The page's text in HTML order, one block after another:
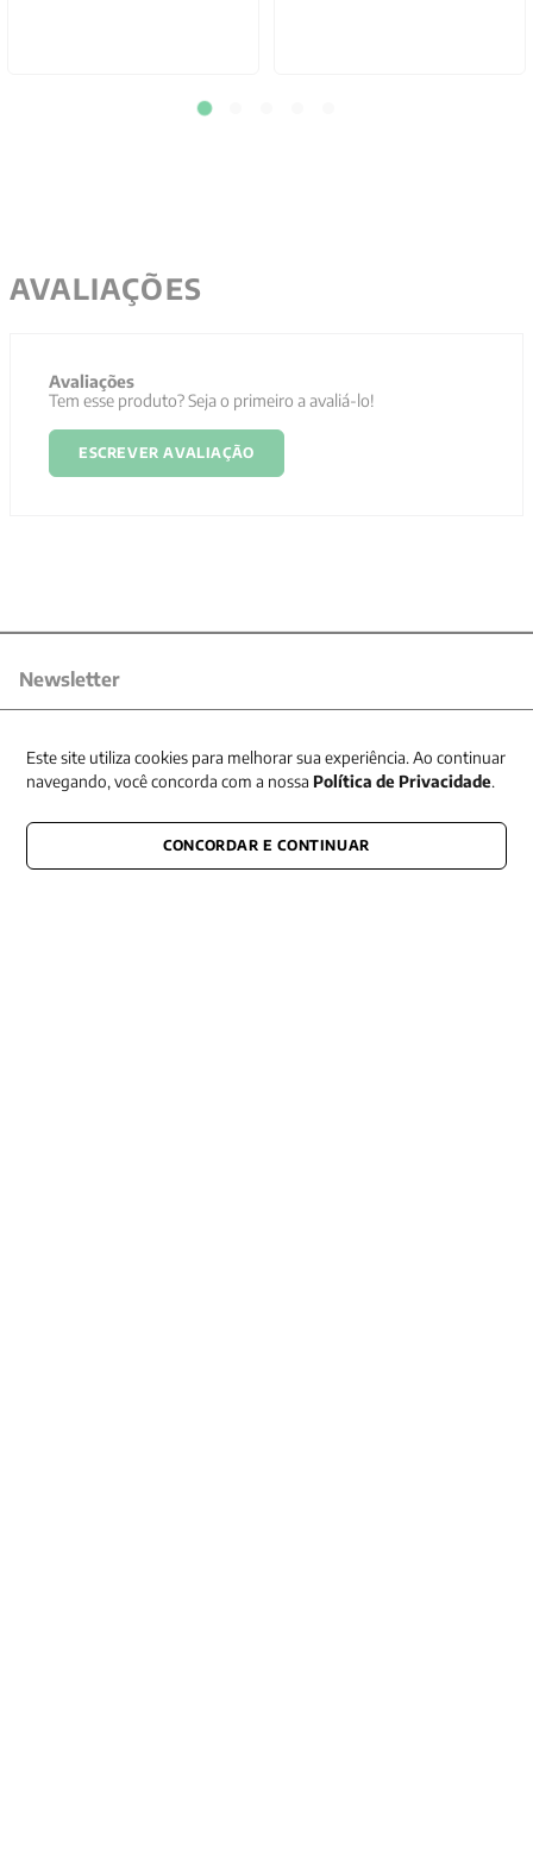
AVALIAÇÕES
Avaliações
Tem esse produto? Seja o primeiro a avaliá-lo!
ESCREVER AVALIAÇÃO
Newsletter
CONECTE-SE CONOSCO
Este site utiliza cookies para melhorar sua experiência. Ao continuar
navegando, você concorda com a nossa Política de Privacidade.
CONCORDAR E CONTINUAR